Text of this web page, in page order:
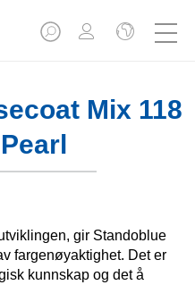
Mix 118
gir Standoblue
fargenøyaktighet. Det er
kunnskap og det å